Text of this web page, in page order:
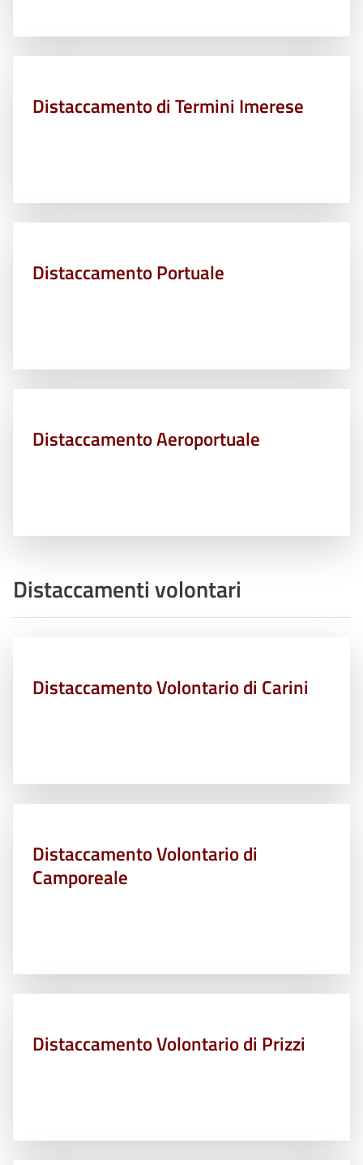
Distaccamento di Termini Imerese
Distaccamento Portuale
Distaccamento Aeroportuale
Distaccamenti volontari
Distaccamento Volontario di Carini
Distaccamento Volontario di
Camporeale
Distaccamento Volontario di Prizzi